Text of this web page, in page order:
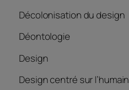
Décolonisation du design
Déontologie
Design
Design centré sur l’humain